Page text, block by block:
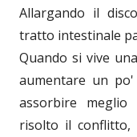
Allargando il
tratto intestinale
Quando si vive
aumentare un
assorbire meglio
risolto il